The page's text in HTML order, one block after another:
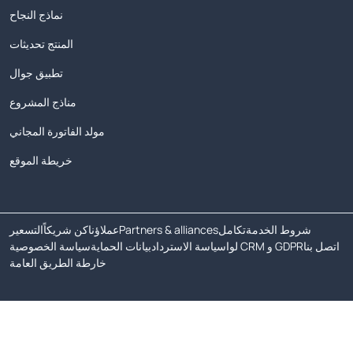
نماذج النجاح
المنتج تحديثات
تطبيق جوال
مناذج المشروع
مولد الفاتورة المجاني
خريطة الموقع
التسعيركن شريكاًعملاؤناPartners & alliancesتكاملشروط الخدمة
سياسة الخصوصيةبيانات الحمايةسياسة الاسترداد لوا CRM و GDPRاتصل بنا
خارطة الطريق العامة